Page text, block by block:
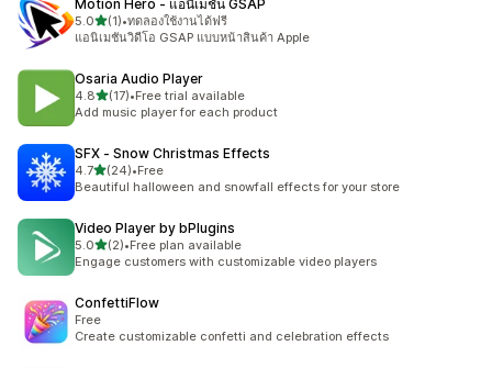
Motion Hero ‑ แอนิเมชัน GSAP
5.0เต็ม 5 ดาว
(1)
ทั้งหมด 1 รีวิว
•ทดลองใช้งานได้ฟรี
แอนิเมชันวิดีโอ GSAP แบบหน้าสินค้า Apple
Osaria Audio Player
4.8เต็ม 5 ดาว
(17)
ทั้งหมด 17 รีวิว
•Free trial available
Add music player for each product
SFX ‑ Snow Christmas Effects
4.7เต็ม 5 ดาว
(24)
ทั้งหมด 24 รีวิว
•Free
Beautiful halloween and snowfall effects for your store
Video Player by bPlugins
5.0เต็ม 5 ดาว
(2)
ทั้งหมด 2 รีวิว
•Free plan available
Engage customers with customizable video players
ConfettiFlow
Free
Create customizable confetti and celebration effects